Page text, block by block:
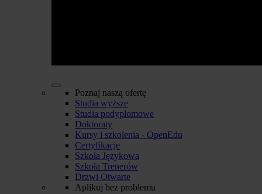
Poznaj naszą ofertę
Studia wyższe
Studia podyplomowe
Doktoraty
Kursy i szkolenia - OpenEdu
Certyfikacje
Szkoła Językowa
Szkoła Trenerów
Drzwi Otwarte
Aplikuj bez problemu